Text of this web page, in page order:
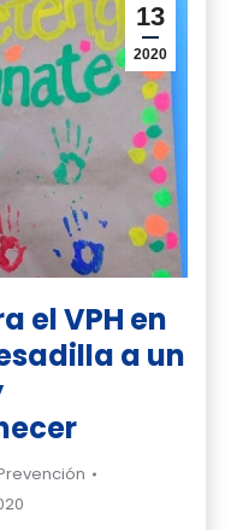
13
2020
el VPH en
a un